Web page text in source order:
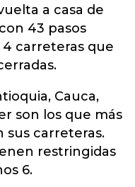
a casa de
43 pasos
4 carreteras que
Cauca,
son los que más
sus carreteras.
restringidas
6.